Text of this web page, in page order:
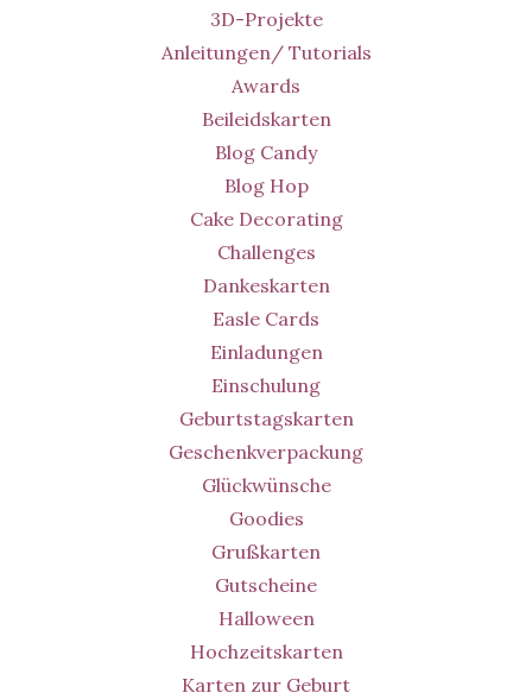
3D-Projekte
Anleitungen/ Tutorials
Awards
Beileidskarten
Blog Candy
Blog Hop
Cake Decorating
Challenges
Dankeskarten
Easle Cards
Einladungen
Einschulung
Geburtstagskarten
Geschenkverpackung
Glückwünsche
Goodies
Grußkarten
Gutscheine
Halloween
Hochzeitskarten
Karten zur Geburt